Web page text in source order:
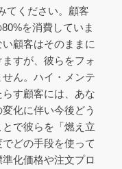
てください。顧客
を消費していま
顧客はそのままに
すが、彼らをフォ
ん。ハイ・メンテ
す顧客には、あな
化に伴い今後どう
で彼らを「燃え立
どの手段を使って
化価格や注文プロ